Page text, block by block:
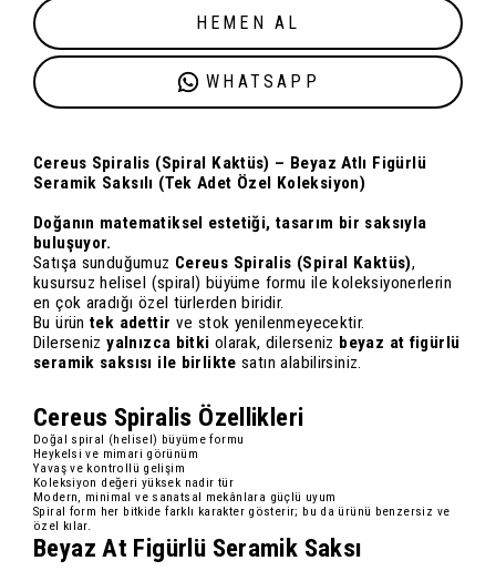
HEMEN AL
WHATSAPP
Cereus Spiralis (Spiral Kaktüs) – Beyaz Atlı Figürlü
Seramik Saksılı (Tek Adet Özel Koleksiyon)
Doğanın matematiksel estetiği, tasarım bir saksıyla
buluşuyor.
Satışa sunduğumuz Cereus Spiralis (Spiral Kaktüs),
kusursuz helisel (spiral) büyüme formu ile koleksiyonerlerin
en çok aradığı özel türlerden biridir.
Bu ürüntek adettir ve stok yenilenmeyecektir.
Dilersenizyalnızca bitki olarak, dilerseniz beyaz at figürlü
seramik saksısı ile birlikte satın alabilirsiniz.
Cereus Spiralis Özellikleri
Doğal spiral (helisel) büyüme formu
Heykelsi ve mimari görünüm
Yavaş ve kontrollü gelişim
Koleksiyon değeri yüksek nadir tür
Modern, minimal ve sanatsal mekânlara güçlü uyum
Spiral form her bitkide farklı karakter gösterir; bu da ürünü benzersiz ve
özel kılar.
Beyaz At Figürlü Seramik Saksı